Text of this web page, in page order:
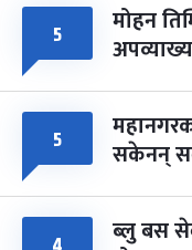
५ मोहन
५ सकेनन्
ब्लु बस